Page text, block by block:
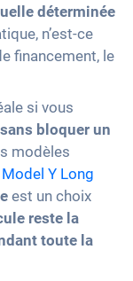
déterminée
n’est-ce
financement, le
si vous
sans bloquer un
modèles
Y Long
est un choix
reste la
toute la